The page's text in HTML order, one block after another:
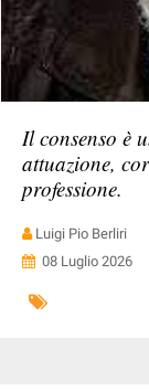
Il consenso è
attuazione,
professione.
Luigi Pio Berliri
08 Luglio 2026